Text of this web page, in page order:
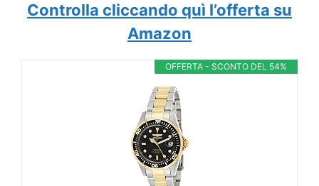
Controlla cliccando quì l’offerta su
Amazon
OFFERTA - SCONTO DEL 54%